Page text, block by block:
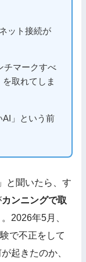
ット接続が
チマークすべ
取れてしま
AI」という前
と聞いたら、す
カンニングで取
2026年5月、
で不正をして
起きたのか、